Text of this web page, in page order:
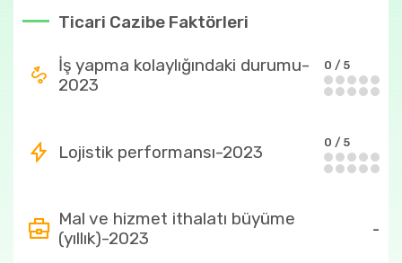
Paraguay
Ülkenin en fazla ithal ettiği ürünler
225.33 Milyon $
225.12 Milyon $
87
184.55 Milyon $
271011
Ticari Cazibe Faktörleri
İş yapma kolaylığındaki durumu-
2023
0 / 5
Lojistik performansı-2023 0 / 5
Mal ve hizmet ithalatı büyüme
(yıllık)-2023
-